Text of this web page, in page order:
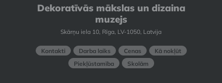
Dekoratīvās mākslas un dizaina
muzejs
Skārņu iela 10, Rīga, LV-1050, Latvija
Kontakti Darba laiks Cenas
Kā nokļūt
Piekļūstamība
Skolām